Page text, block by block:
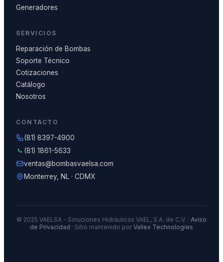
Generadores
SERVICIOS
Reparación de Bombas
Soporte Técnico
Cotizaciones
Catálogo
Nosotros
CONTACTO
(81) 8397-4900
(81) 1861-5633
ventas@bombasvaelsa.com
Monterrey, NL · CDMX
© 2025 VAELSA - Soluciones Hidráulicas VAEL, S.A. de C.V. · Aviso
de Privacidad · Sitio mantenido por Vallex Technologies